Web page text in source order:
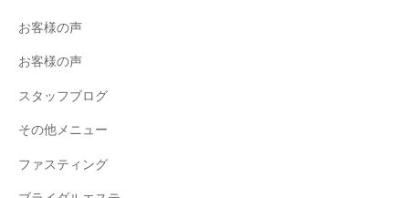
お客様の声
お客様の声
スタッフブログ
その他メニュー
ファスティング